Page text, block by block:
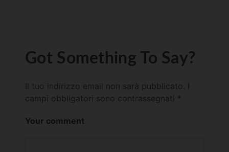
Got Something To Say?
Il tuo indirizzo email non sarà pubblicato.
campi obbligatori sono contrassegnati *
Your comment